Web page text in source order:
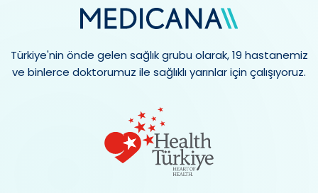
Türkiye'nin önde gelen sağlık grubu olarak, 19 hastanemiz
ve binlerce doktorumuz ile sağlıklı yarınlar için çalışıyoruz.